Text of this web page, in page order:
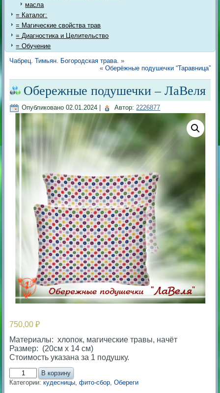
масла
= Каталог:
= Магические свойства трав
= Диагностика и Целительство
= Обучение
Чабрец. Тимьян. Богородская трава. »
« Оберёжные подушечки “Таравница”
Обережные подушечки – ЛаВеля
Опубликовано 02.01.2024 Автор: 2226877
750,00₽
Материалы: хлопок, магические травы, начёт
Размер: (20см х 14 см)
Стоимость указана за 1 подушку.
Количество
товара
Обережные
В корзину
Категории:кудесницы, фито-сбор,Обереги